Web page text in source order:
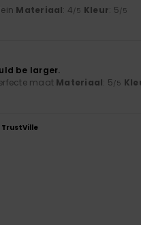
Materiaal: 4/5 Kleur: 5/5
be larger.
maat Materiaal: 5/5
TrustVille